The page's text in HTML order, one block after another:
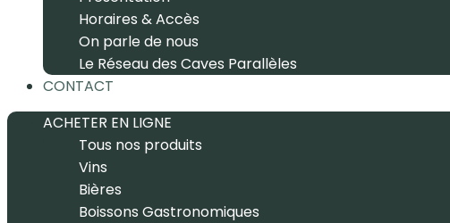
Horaires & Accès
On parle de nous
Le Réseau des Caves Parallèles
CONTACT
ACHETER EN LIGNE
Tous nos produits
Vins
Bières
Boissons Gastronomiques